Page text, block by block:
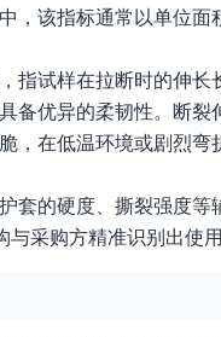
，该指标通常以单位
指试样在拉断时的伸
备优异的柔韧性。断
，在低温环境或剧烈
套的硬度、撕裂强度
采购方精准识别出使